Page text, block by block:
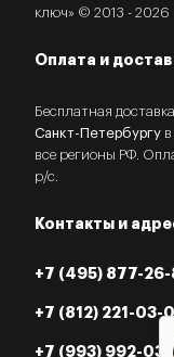
ключ» © 2013 - 2026
Оплата и
Бесплатная
Санкт-Петербургу
все регионы РФ.
р/с.
Контакты и
+7 (495) 877-26-
+7 (812) 221-03-
+7 (993) 992-